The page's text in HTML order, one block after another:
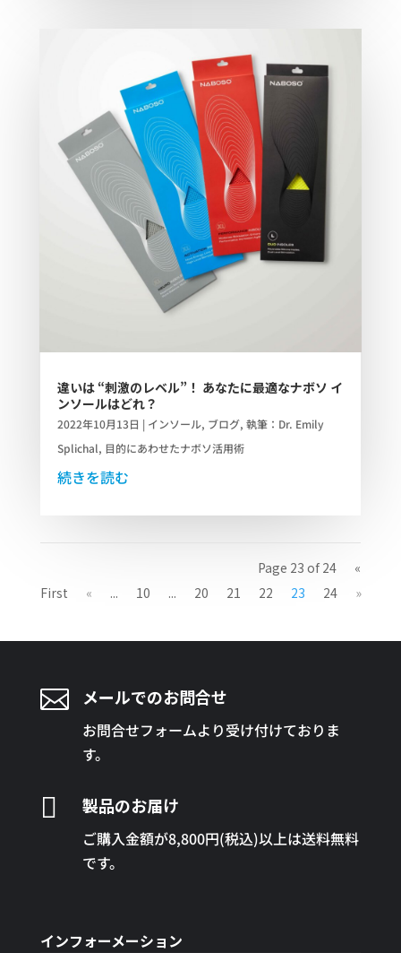
違いは “刺激のレベル”！ あなたに最適なナボソ イ
ンソールはどれ？
2022年10月13日 | インソール, ブログ, 執筆：Dr. Emily
Splichal, 目的にあわせたナボソ活用術
続きを読む
Page 23 of 24
«
First
« ... 10 ... 20 21 22 23 24 »
 メールでのお問合せ
お問合せフォームより受け付けておりま
す。
 製品のお届け
ご購入金額が8,800円(税込)以上は送料無料
です。
インフォーメーション